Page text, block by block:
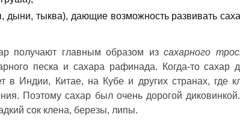
дыни, тыква), дающие возможность развивать
получают главным образом изсахарного
песка и сахара рафинада. Когда-то сахар
в Индии, Китае, на Кубе и других странах, где
Поэтому сахар был очень дорогой
сок клена, березы, липы.